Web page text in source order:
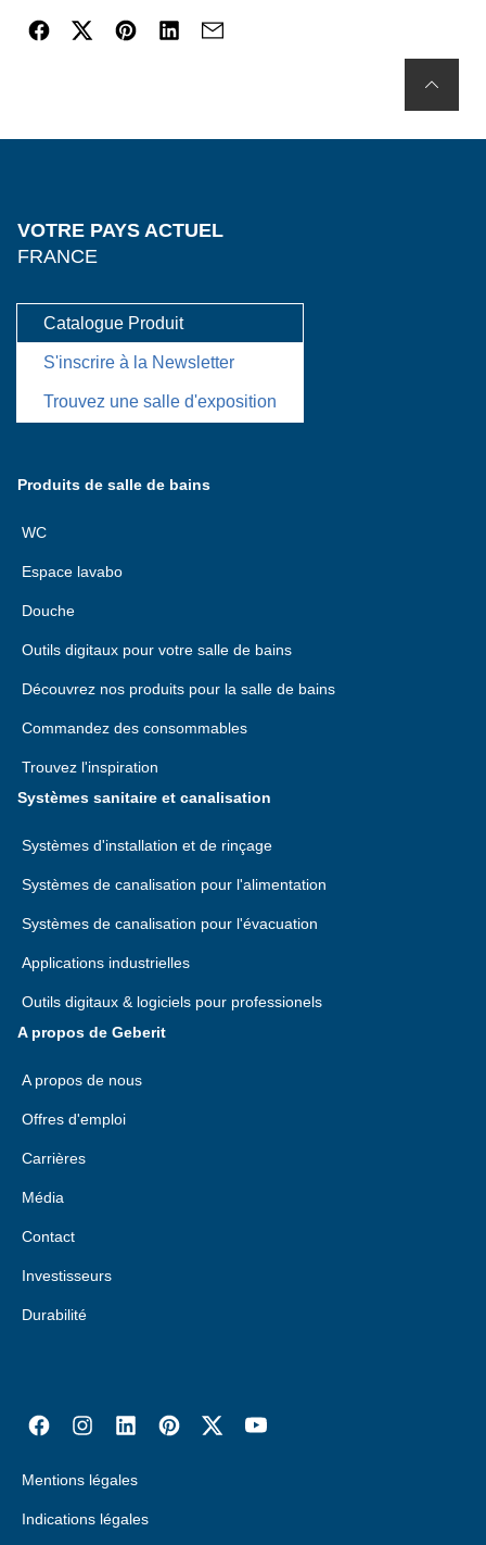
VOTRE PAYS ACTUEL
FRANCE
Catalogue Produit
S'inscrire à la Newsletter
Trouvez une salle d'exposition
Produits de salle de bains
WC
Espace lavabo
Douche
Outils digitaux pour votre salle de bains
Découvrez nos produits pour la salle de bains
Commandez des consommables
Trouvez l'inspiration
Systèmes sanitaire et canalisation
Systèmes d'installation et de rinçage
Systèmes de canalisation pour l'alimentation
Systèmes de canalisation pour l'évacuation
Applications industrielles
Outils digitaux & logiciels pour professionels
A propos de Geberit
A propos de nous
Offres d'emploi
Carrières
Média
Contact
Investisseurs
Durabilité
Mentions légales
Indications légales